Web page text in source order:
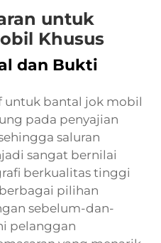
untuk
Khusus
dan Bukti
untuk bantal jok mobil
pada penyajian
saluran
sangat bernilai
berkualitas tinggi
pilihan
sebelum-dan-
pelanggan